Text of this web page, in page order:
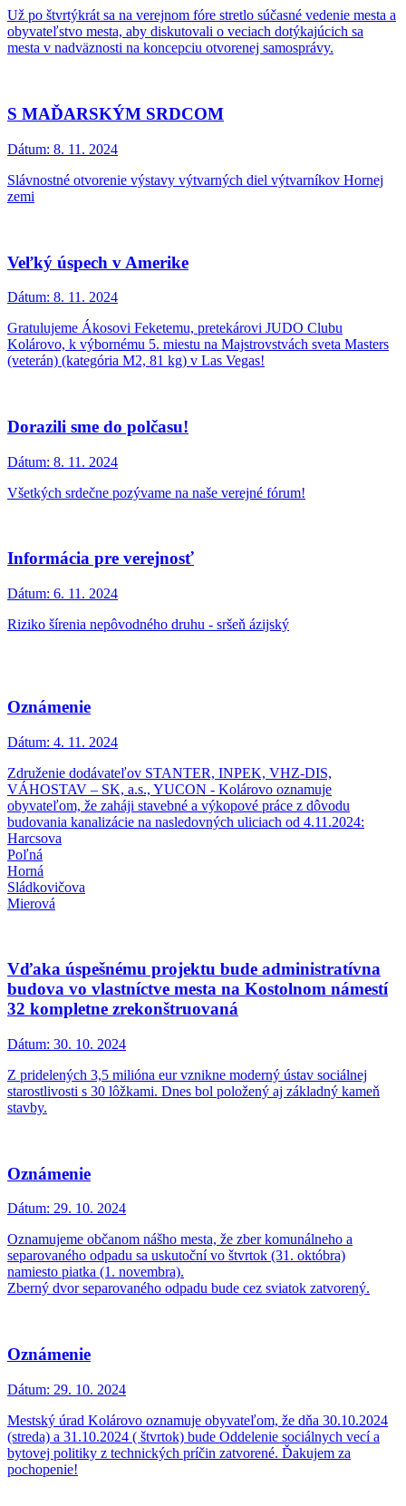
Už po štvrtýkrát sa na verejnom fóre stretlo súčasné vedenie mesta a
obyvateľstvo mesta, aby diskutovali o veciach dotýkajúcich sa
mesta v nadväznosti na koncepciu otvorenej samosprávy.
S MAĎARSKÝM SRDCOM
Dátum: 8. 11. 2024
Slávnostné otvorenie výstavy výtvarných diel výtvarníkov Hornej
zemi
Veľký úspech v Amerike
Dátum: 8. 11. 2024
Gratulujeme Ákosovi Feketemu, pretekárovi JUDO Clubu
Kolárovo, k výbornému 5. miestu na Majstrovstvách sveta Masters
(veterán) (kategória M2, 81 kg) v Las Vegas!
Dorazili sme do polčasu!
Dátum: 8. 11. 2024
Všetkých srdečne pozývame na naše verejné fórum!
Informácia pre verejnosť
Dátum: 6. 11. 2024
Riziko šírenia nepôvodného druhu - sršeň ázijský
Oznámenie
Dátum: 4. 11. 2024
Združenie dodávateľov STANTER, INPEK, VHZ-DIS,
VÁHOSTAV – SK, a.s., YUCON - Kolárovo oznamuje
obyvateľom, že zaháji stavebné a výkopové práce z dôvodu
budovania kanalizácie na nasledovných uliciach od 4.11.2024:
Harcsova
Poľná
Horná
Sládkovičova
Mierová
Vďaka úspešnému projektu bude administratívna
budova vo vlastníctve mesta na Kostolnom námestí
32 kompletne zrekonštruovaná
Dátum: 30. 10. 2024
Z pridelených 3,5 milióna eur vznikne moderný ústav sociálnej
starostlivosti s 30 lôžkami. Dnes bol položený aj základný kameň
stavby.
Oznámenie
Dátum: 29. 10. 2024
Oznamujeme občanom nášho mesta, že zber komunálneho a
separovaného odpadu sa uskutoční vo štvrtok (31. októbra)
namiesto piatka (1. novembra).
Zberný dvor separovaného odpadu bude cez sviatok zatvorený.
Oznámenie
Dátum: 29. 10. 2024
Mestský úrad Kolárovo oznamuje obyvateľom, že dňa 30.10.2024
(streda) a 31.10.2024 ( štvrtok) bude Oddelenie sociálnych vecí a
bytovej politiky z technických príčin zatvorené. Ďakujem za
pochopenie!